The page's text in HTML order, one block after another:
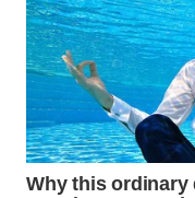
WAHANANEWS
ID
WAHANANEWS
CO ID